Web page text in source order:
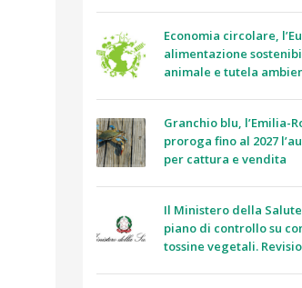
Economia circolare,
alimentazione
animale e tutela
Granchio blu, l’Emilia-
proroga fino al 2027
per cattura e vendita
Il Ministero della
piano di controllo su
tossine vegetali.